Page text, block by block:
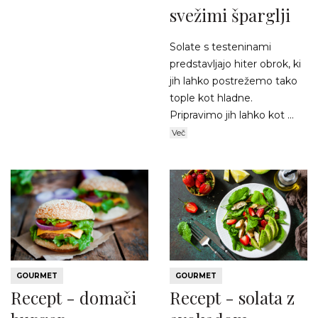
svežimi šparglji
Solate s testeninami
predstavljajo hiter obrok, ki
jih lahko postrežemo tako
tople kot hladne.
Pripravimo jih lahko kot ...
Več
GOURMET
Recept - domači
GOURMET
Recept - solata z